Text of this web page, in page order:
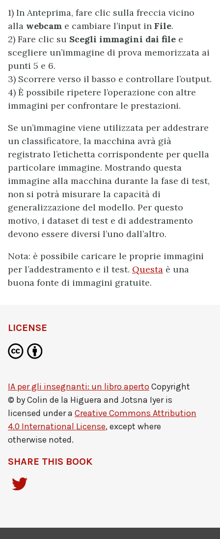
1) In Anteprima, fare clic sulla freccia vicino
alla webcam e cambiare l’input in File.
2) Fare clic su Scegli immagini dai file e
scegliere un’immagine di prova memorizzata ai
punti 5 e 6.
3) Scorrere verso il basso e controllare l’output.
4) È possibile ripetere l’operazione con altre
immagini per confrontare le prestazioni.
Se un’immagine viene utilizzata per addestrare
un classificatore, la macchina avrà già
registrato l’etichetta corrispondente per quella
particolare immagine. Mostrando questa
immagine alla macchina durante la fase di test,
non si potrà misurare la capacità di
generalizzazione del modello. Per questo
motivo, i dataset di test e di addestramento
devono essere diversi l’uno dall’altro.
Nota: è possibile caricare le proprie immagini
per l’addestramento e il test. Questa è una
buona fonte di immagini gratuite.
LICENSE
IA per gli insegnanti: un libro apertoCopyright
© byColin de la Higuera and Jotsna Iyeris
licensed under a Creative Commons Attribution
4.0 International License, except where
otherwise noted.
SHARE THIS BOOK